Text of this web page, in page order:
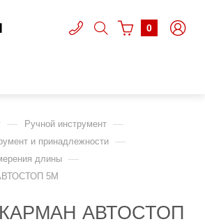
0
— Ручной инструмент —
и принадлежности —
длины —
5М
АВТОСТОП